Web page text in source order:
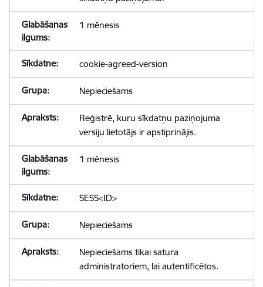
1 mēnesis
cookie-agreed-version
Nepieciešams
Reģistrē, kuru sīkdatņu paziņojuma
versiju lietotājs ir apstiprinājis.
1 mēnesis
SESS<ID>
Nepieciešams
Nepieciešams tikai satura
administratoriem, lai autentificētos.